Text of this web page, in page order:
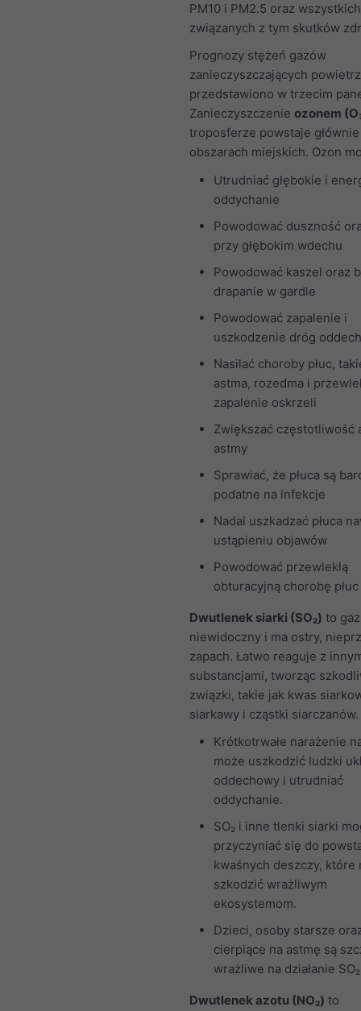
PM10 i PM2.5 oraz wszystkich
związanych z tym skutków
Prognozy stężeń gazów
zanieczyszczających
przedstawiono w trzecim
Zanieczyszczenie ozonem
troposferze powstaje
obszarach miejskich. Ozon
Utrudniać głębokie i
oddychanie
Powodować duszność
przy głębokim wdechu
Powodować kaszel oraz
drapanie w gardle
Powodować zapalenie i
uszkodzenie dróg
Nasilać choroby płuc,
astma, rozedma i
zapalenie oskrzeli
Zwiększać częstotliwość
astmy
Sprawiać, że płuca są
podatne na infekcje
Nadal uszkadzać płuca
ustąpieniu objawów
Powodować przewlekłą
obturacyjną chorobę płuc
Dwutlenek siarki (SO₂) to
niewidoczny i ma ostry,
zapach. Łatwo reaguje z
substancjami, tworząc
związki, takie jak kwas
siarkawy i cząstki siarczanów.
Krótkotrwałe narażenie
może uszkodzić ludzki
oddechowy i utrudniać
oddychanie.
SO₂ i inne tlenki siarki
przyczyniać się do
kwaśnych deszczy, które
szkodzić wrażliwym
ekosystemom.
Dzieci, osoby starsze
cierpiące na astmę są
wrażliwe na działanie
Dwutlenek azotu (NO₂) to